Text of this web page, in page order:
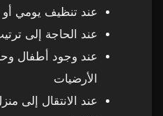
عند تنظيف يومي
عند الحاجة إلى
عند وجود أطفال
الأرضيات
عند الانتقال إلى